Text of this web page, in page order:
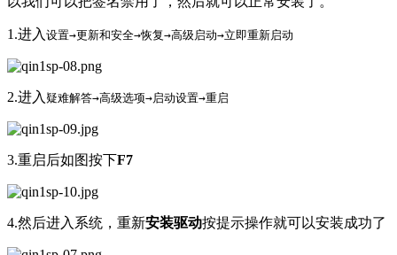
1.进入 设置→更新和安全→恢复→高级启动→立即重新启动
2.进入 疑难解答→高级选项→启动设置→重启
3.重启后如图按下F7
4.然后进入系统，重新安装驱动按提示操作就可以安装成功了